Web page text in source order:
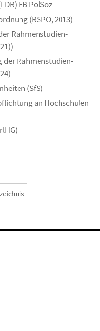
FB PolSoz
(RSPO, 2013)
Rahmenstudien-
der Rahmenstudien-
(SfS)
an Hochschulen